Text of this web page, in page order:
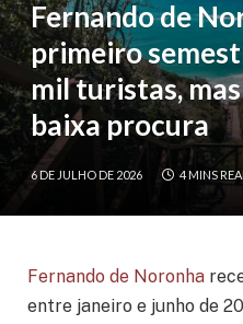
Fernando de
primeiro
mil turistas,
baixa procura
6 DE JULHO DE 2026 4 MINS
Fernando de Noronha
entre janeiro e junho de